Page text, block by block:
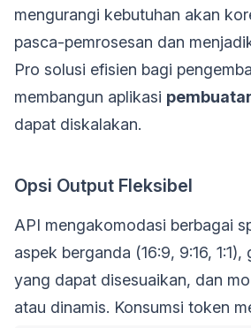
mengurangi kebutuhan akan
pasca-pemrosesan dan
Pro solusi efisien bagi
membangun aplikasi
dapat diskalakan.
Opsi Output Fleksibel
API mengakomodasi berbagai
aspek berganda (16:9, 9:16,
yang dapat disesuaikan, dan
atau dinamis. Konsumsi token